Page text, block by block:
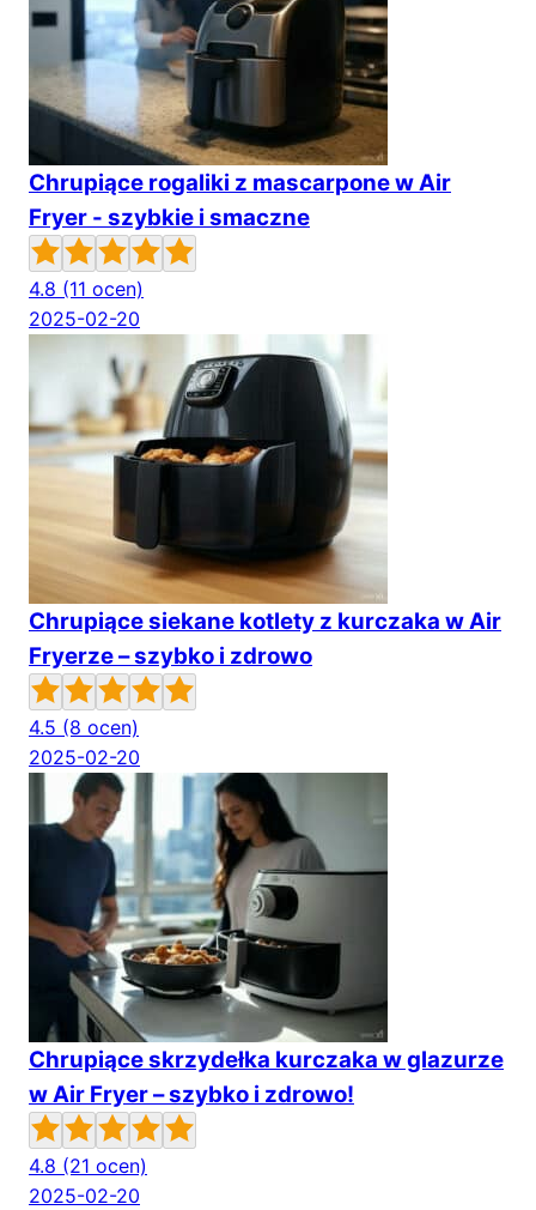
Chrupiące rogaliki z mascarpone w Air
Fryer - szybkie i smaczne
4.8 (11 ocen)
2025-02-20
Chrupiące siekane kotlety z kurczaka w Air
Fryerze – szybko i zdrowo
4.5 (8 ocen)
2025-02-20
Chrupiące skrzydełka kurczaka w glazurze
w Air Fryer – szybko i zdrowo!
4.8 (21 ocen)
2025-02-20